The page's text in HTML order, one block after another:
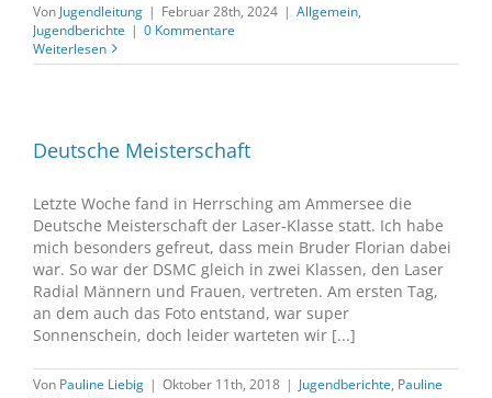
Von Jugendleitung | Februar 28th, 2024 | Allgemein,
Jugendberichte | 0 Kommentare
Weiterlesen
Deutsche Meisterschaft
Letzte Woche fand in Herrsching am Ammersee die
Deutsche Meisterschaft der Laser-Klasse statt. Ich habe
mich besonders gefreut, dass mein Bruder Florian dabei
war. So war der DSMC gleich in zwei Klassen, den Laser
Radial Männern und Frauen, vertreten. Am ersten Tag,
an dem auch das Foto entstand, war super
Sonnenschein, doch leider warteten wir [...]
Von Pauline Liebig | Oktober 11th, 2018 | Jugendberichte, Pauline